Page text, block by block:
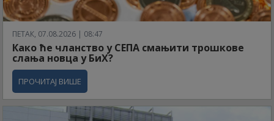
ПЕТАК, 07.08.2026 | 08:47
Како ће чланство у СЕПА смањити трошкове
слања новца у БиХ?
ПРОЧИТАЈ ВИШЕ